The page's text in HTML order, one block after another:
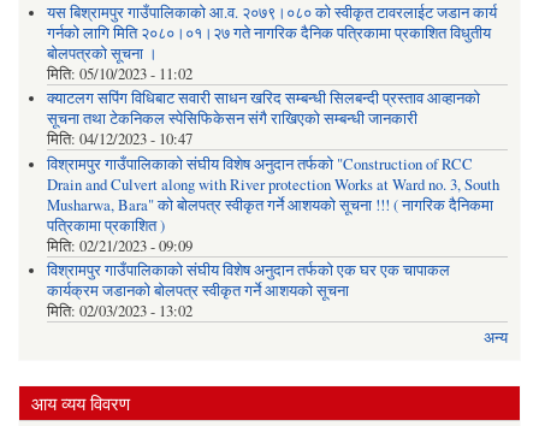
यस बिश्रामपुर गाउँपालिकाको आ.व. २०७९।०८० को स्वीकृत टावरलाईट जडान कार्य
गर्नको लागि मिति २०८०।०१।२७ गते नागरिक दैनिक पत्रिकामा प्रकाशित विधुतीय
बोलपत्रको सूचना ।
मिति: 05/10/2023 - 11:02
क्याटलग सपिंग विधिबाट सवारी साधन खरिद सम्बन्धी सिलबन्दी प्रस्ताव आव्हानको
सूचना तथा टेकनिकल स्पेसिफिकेसन संगै राखिएको सम्बन्धी जानकारी
मिति: 04/12/2023 - 10:47
विश्रामपुर गाउँपालिकाको संघीय विशेष अनुदान तर्फको "Construction of RCC
Drain and Culvert along with River protection Works at Ward no. 3, South
Musharwa, Bara" को बोलपत्र स्वीकृत गर्ने आशयको सूचना !!! ( नागरिक दैनिकमा
पत्रिकामा प्रकाशित )
मिति: 02/21/2023 - 09:09
विश्रामपुर गाउँपालिकाको संघीय विशेष अनुदान तर्फको एक घर एक चापाकल
कार्यक्रम जडानको बोलपत्र स्वीकृत गर्ने आशयको सूचना
मिति: 02/03/2023 - 13:02
अन्य
आय व्यय विवरण